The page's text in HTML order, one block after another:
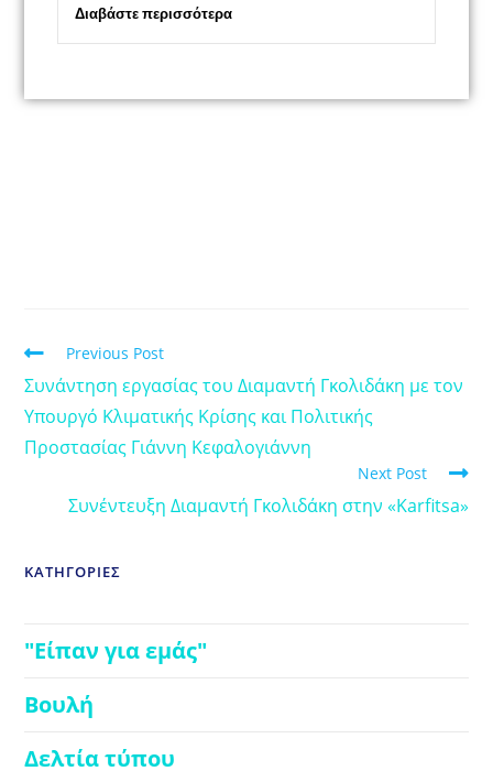
Διαβάστε περισσότερα
Previous Post
Συνάντηση εργασίας του Διαμαντή Γκολιδάκη με τον
Υπουργό Κλιματικής Κρίσης και Πολιτικής
Προστασίας Γιάννη Κεφαλογιάννη
Next Post
Συνέντευξη Διαμαντή Γκολιδάκη στην «Karfitsa»
ΚΑΤΗΓΟΡΙΕΣ
"Είπαν για εμάς"
Βουλή
Δελτία τύπου